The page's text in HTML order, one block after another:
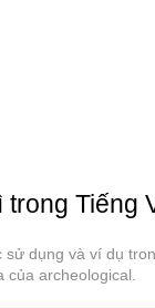
trong Tiếng
dụng và ví dụ
archeological.